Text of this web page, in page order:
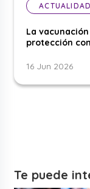
ACTUALIDAD
La
protección
16 Jun 2026
Te puede